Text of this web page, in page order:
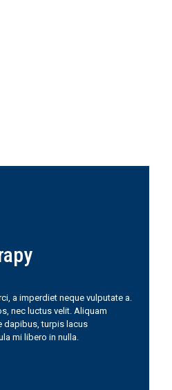
a imperdiet neque vulputate a.
nec luctus velit. Aliquam
dapibus, turpis lacus
mi libero in nulla.